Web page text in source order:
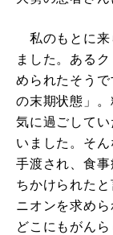
私のもとに来
ました。ある
められたそう
の末期状態」
気に過ごして
いました。そ
手渡され、食
ちかけられた
ニオンを求め
どこにもがん